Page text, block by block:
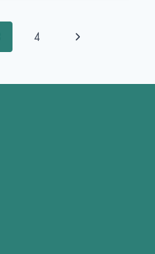
4
Volgende